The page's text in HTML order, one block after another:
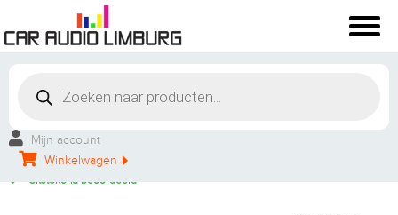
Mijn account
Winkelwagen
Persoonlijke service
Groot aanbod
Uitstekend beoordeeld